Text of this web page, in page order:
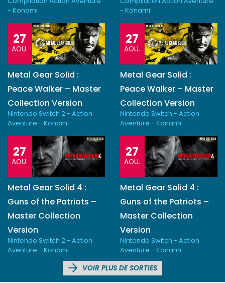
- Konami
- Konami
27
AOU.
Metal Gear Solid :
Peace Walker – Master
Collection Version
Nintendo Switch 2 - Action
Aventure - Konami
27
AOU.
Metal Gear Solid :
Peace Walker – Master
Collection Version
Nintendo Switch - Action
Aventure - Konami
27
AOU.
Metal Gear Solid 4 :
Guns of the Patriots –
Master Collection
Version
Nintendo Switch 2 - Action
Aventure - Konami
27
AOU.
Metal Gear Solid 4 :
Guns of the Patriots –
Master Collection
Version
Nintendo Switch - Action
Aventure - Konami
VOIR PLUS DE SORTIES